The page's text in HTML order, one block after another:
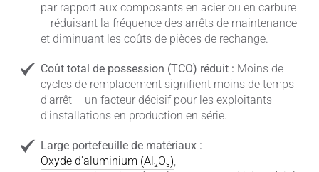
par rapport aux composants en acier ou en carbure
– réduisant la fréquence des arrêts de maintenance
et diminuant les coûts de pièces de rechange.
Coût total de possession (TCO) réduit : Moins de
cycles de remplacement signifient moins de temps
d'arrêt – un facteur décisif pour les exploitants
d'installations en production en série.
Large portefeuille de matériaux :
Oxyde d'aluminium (Al₂O₃),